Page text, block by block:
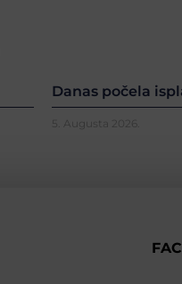
Danas počela
5. Augusta 2026.